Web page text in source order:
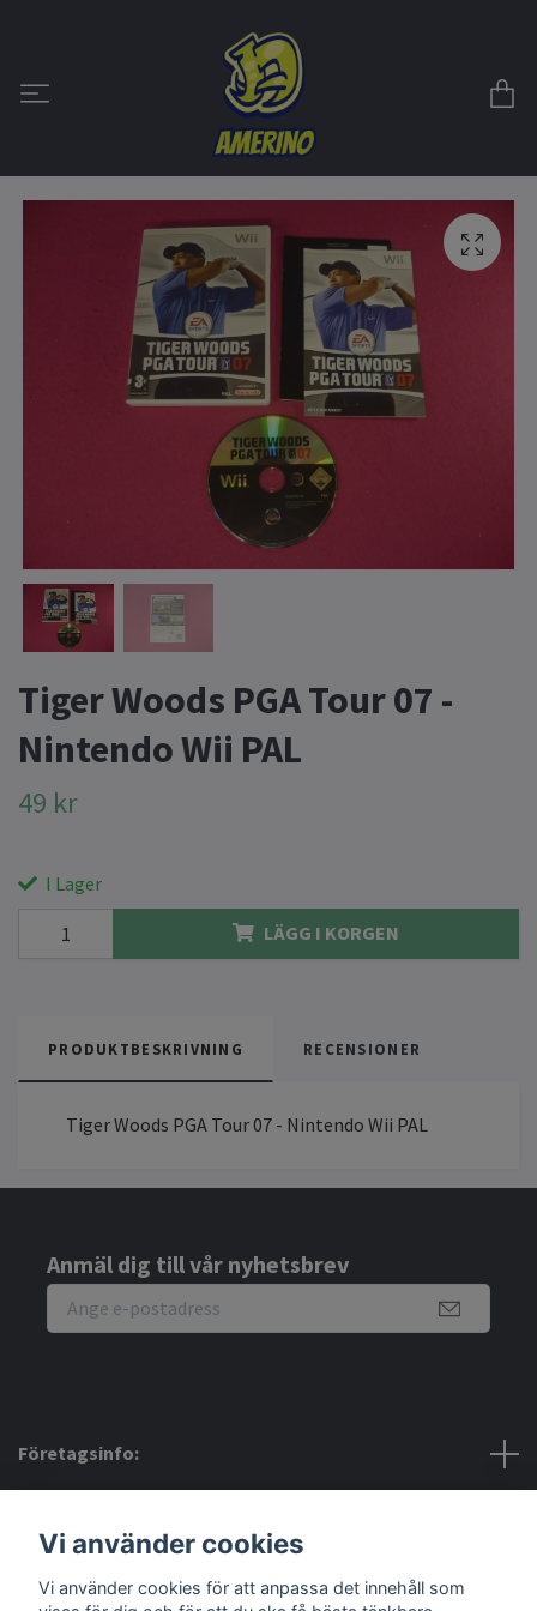
Tiger Woods PGA Tour 07 -
Nintendo Wii PAL
49 kr
I Lager
LÄGG I KORGEN
PRODUKTBESKRIVNING RECENSIONER
Tiger Woods PGA Tour 07 - Nintendo Wii PAL
Anmäl dig till vår nyhetsbrev
Företagsinfo:
Sociala medier
Vi använder cookies
Vi använder cookies för att anpassa det innehåll som